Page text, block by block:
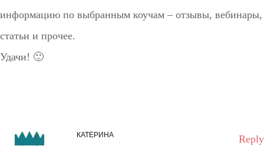
информацию по выбранным коучам – отзывы, вебинары,
статьи и прочее.
Удачи! 🙂
КАТЕРИНА Reply